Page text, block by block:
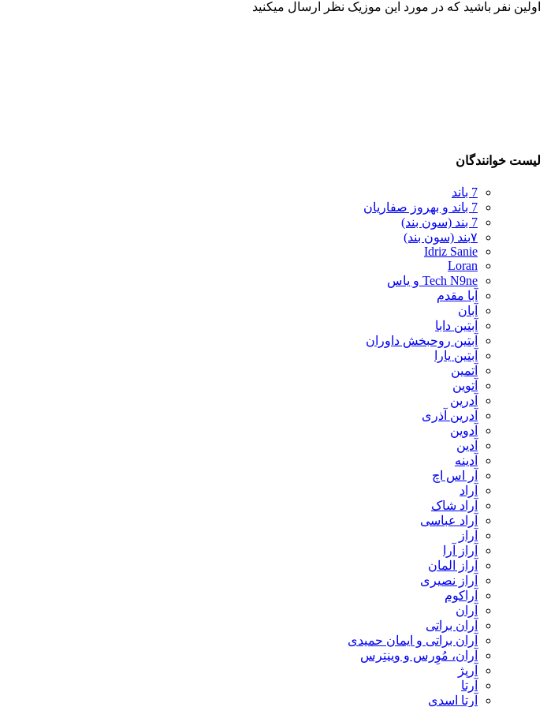
اولین نفر باشید که در مورد این موزیک نظر ارسال میکنید
لیست خوانندگان
7 باند
7 باند و بهروز صفاریان
7 بند (سون بند)
۷بند (سون بند)
Idriz Sanie
Loran
Tech N9ne و یاس
آبا مقدم
آبان
آبتین دابا
آبتین روحبخش داوران
آبتین یارا
آتمین
آتوین
آدرین
آدرین آذری
آدوین
آدین
آدینه
آر اس اچ
آراد
آراد شاک
آراد عباسی
آراز
آراز آرا
آراز المان
آراز نصیری
آراکوم
آران
آران براتی
آران براتی و ایمان حمیدی
آران، مُوِرس و وینتِرس
آرپژ
آرتا
آرتا اسدی